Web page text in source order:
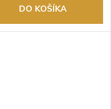
DO KOŠÍKA